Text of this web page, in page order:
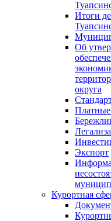
Итоги
Об
округа
Платные
Экспорт
Курортная